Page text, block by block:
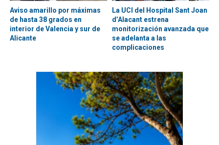
Aviso amarillo por máximas
de hasta 38 grados en
interior de Valencia y sur de
Alicante
La UCI del Hospital Sant Joan
d’Alacant estrena
monitorización avanzada que
se adelanta a las
complicaciones